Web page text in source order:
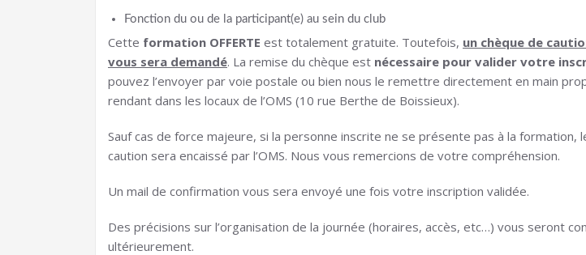
Fonction du ou de la participant(e) au sein du club
Cette formation OFFERTE est totalement gratuite. Toutefois, un chèque de
vous sera demandé. La remise du chèque est nécessaire pour valider votre
pouvez l’envoyer par voie postale ou bien nous le remettre directement en main
rendant dans les locaux de l’OMS (10 rue Berthe de Boissieux).
Sauf cas de force majeure, si la personne inscrite ne se présente pas à la formation,
caution sera encaissé par l’OMS. Nous vous remercions de votre compréhension.
Un mail de confirmation vous sera envoyé une fois votre inscription validée.
Des précisions sur l’organisation de la journée (horaires, accès, etc…) vous seront
ultérieurement.